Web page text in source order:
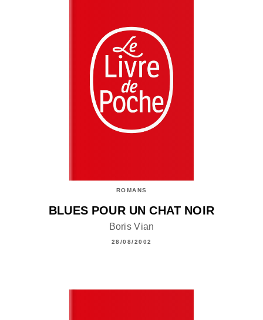
ROMANS
BLUES POUR UN CHAT NOIR
Boris Vian
28/08/2002